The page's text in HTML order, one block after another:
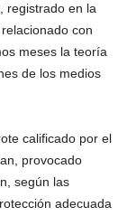
registrado en la
con
meses la teoría
de los medios
calificado por el
provocado
según las
adecuada